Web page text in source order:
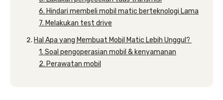
6. Hindari membeli mobil matic berteknologi Lama
7. Melakukan test drive
Hal Apa yang Membuat Mobil Matic Lebih Unggul?
1. Soal pengoperasian mobil & kenyamanan
2. Perawatan mobil